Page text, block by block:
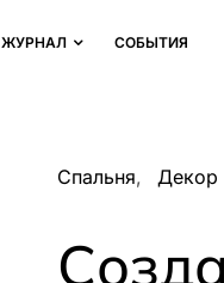
ЖУРНАЛ СОБЫТИЯ
Спальня Декор